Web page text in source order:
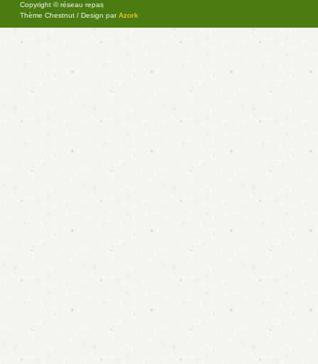
Copyright © réseau repas
Thème Chestnut / Design parAzork